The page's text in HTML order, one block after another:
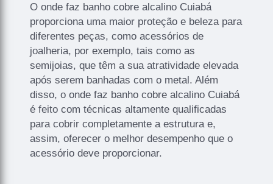
O onde faz banho cobre alcalino Cuiabá
proporciona uma maior proteção e beleza para
diferentes peças, como acessórios de
joalheria, por exemplo, tais como as
semijoias, que têm a sua atratividade elevada
após serem banhadas com o metal. Além
disso, o onde faz banho cobre alcalino Cuiabá
é feito com técnicas altamente qualificadas
para cobrir completamente a estrutura e,
assim, oferecer o melhor desempenho que o
acessório deve proporcionar.